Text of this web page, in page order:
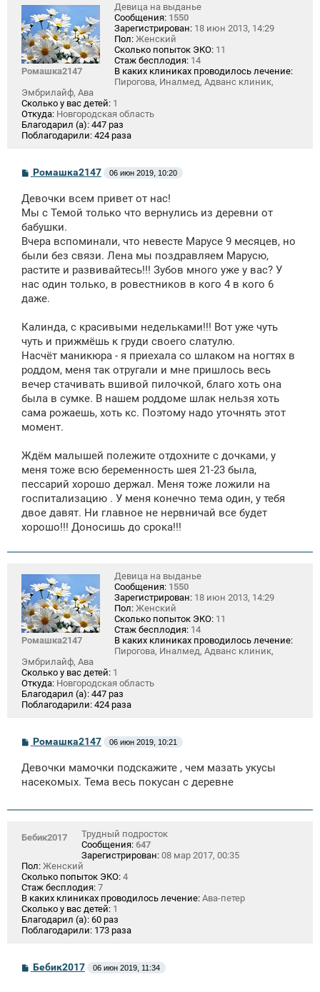
Ромашка2147
Девица на выданье
Сообщения: 1550
Зарегистрирован: 18 июн 2013, 14:29
Пол: Женский
Сколько попыток ЭКО: 11
Стаж бесплодия: 14
В каких клиниках проводилось лечение:
Пирогова, Иналмед, Адванс клиник,
Эмбрилайф, Ава
Сколько у вас детей: 1
Откуда: Новгородская область
Благодарил (а): 447 раз
Поблагодарили: 424 раза
С
о
б
щ
н
и
Ромашка2147 06 июн 2019, 10:20
Девочки всем привет от нас!
Мы с Темой только что вернулись из деревни от
бабушки.
Вчера вспоминали, что невесте Марусе 9 месяцев, но
были без связи. Лена мы поздравляем Марусю,
растите и развивайтесь!!! Зубов много уже у вас? У
нас один только, в ровестников в кого 4 в кого 6
даже.
Калинда, с красивыми недельками!!! Вот уже чуть
чуть и прижмёшь к груди своего слатулю.
Насчёт маникюра - я приехала со шлаком на ногтях в
роддом, меня так отругали и мне пришлось весь
вечер стачивать вшивой пилочкой, благо хоть она
была в сумке. В нашем роддоме шлак нельзя хоть
сама рожаешь, хоть кс. Поэтому надо уточнять этот
момент.
Ждём малышей полежите отдохните с дочками, у
меня тоже всю беременность шея 21-23 была,
пессарий хорошо держал. Меня тоже ложили на
госпитализацию . У меня конечно тема один, у тебя
двое давят. Ни главное не нервничай все будет
хорошо!!! Доносишь до срока!!!
Ромашка2147
Девица на выданье
Сообщения: 1550
Зарегистрирован: 18 июн 2013, 14:29
Пол: Женский
Сколько попыток ЭКО: 11
Стаж бесплодия: 14
В каких клиниках проводилось лечение:
Пирогова, Иналмед, Адванс клиник,
Эмбрилайф, Ава
Сколько у вас детей: 1
Откуда: Новгородская область
Благодарил (а): 447 раз
Поблагодарили: 424 раза
С
о
б
щ
и
Ромашка2147 06 июн 2019, 10:21
Девочки мамочки подскажите , чем мазать укусы
насекомых. Тема весь покусан с деревне
Бебик2017
Трудный подросток
Сообщения: 647
Зарегистрирован: 08 мар 2017, 00:35
Пол: Женский
Сколько попыток ЭКО: 4
Стаж бесплодия: 7
В каких клиниках проводилось лечение: Ава-петер
Сколько у вас детей: 1
Благодарил (а): 60 раз
Поблагодарили: 173 раза
С
о
Бебик2017 06 июн 2019, 11:34